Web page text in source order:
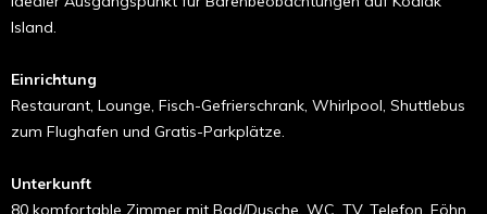
Island.
Einrichtung
Restaurant, Lounge, Fisch-Gefrierschrank, Whirlpool, Shuttlebus
zum Flughafen und Gratis-Parkplätze.
Unterkunft
80 komfortable Zimmer mit Bad/Dusche, WC, TV, Telefon, Föhn,